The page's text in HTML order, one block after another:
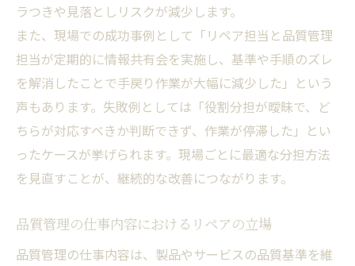
ラつきや見落としリスクが減少します。
また、現場での成功事例として「リペア担当と品質管理
担当が定期的に情報共有会を実施し、基準や手順のズレ
を解消したことで手戻り作業が大幅に減少した」という
声もあります。失敗例としては「役割分担が曖昧で、ど
ちらが対応すべきか判断できず、作業が停滞した」とい
ったケースが挙げられます。現場ごとに最適な分担方法
を見直すことが、継続的な改善につながります。
品質管理の仕事内容におけるリペアの立場
品質管理の仕事内容は、製品やサービスの品質基準を維